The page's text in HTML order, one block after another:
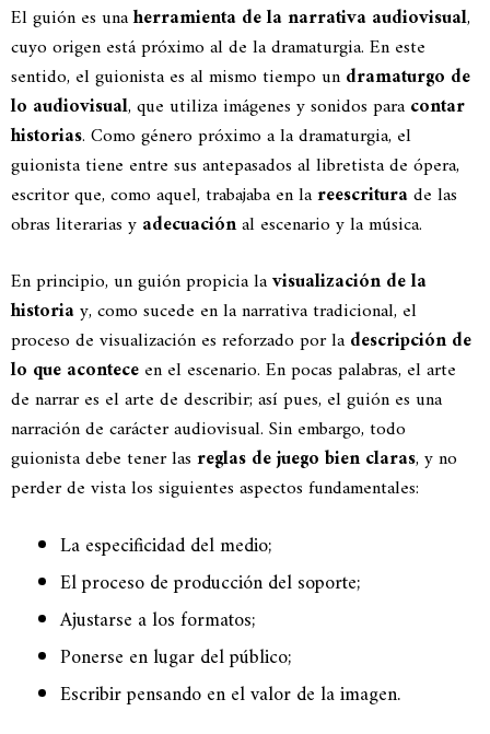
El guión es unaherramienta de la narrativa audiovisual,
cuyo origen está próximo al de la dramaturgia. En este
sentido, el guionista es al mismo tiempo undramaturgo de
lo audiovisual, que utiliza imágenes y sonidos para contar
historias. Como género próximo a la dramaturgia, el
guionista tiene entre sus antepasados al libretista de ópera,
escritor que, como aquel, trabajaba en lareescriturade las
obras literarias y adecuaciónal escenario y la música.
En principio, un guión propicia lavisualización de la
historiay, como sucede en la narrativa tradicional, el
proceso de visualización es reforzado por la descripción de
lo que acontece en el escenario. En pocas palabras, el arte
de narrar es el arte de describir; así pues, el guión es una
narración de carácter audiovisual. Sin embargo, todo
guionista debe tener las reglas de juego bien claras, y no
perder de vista los siguientes aspectos fundamentales:
La especificidad del medio;
El proceso de producción del soporte;
Ajustarse a los formatos;
Ponerse en lugar del público;
Escribir pensando en el valor de la imagen.